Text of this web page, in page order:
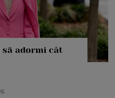
să adormi cât